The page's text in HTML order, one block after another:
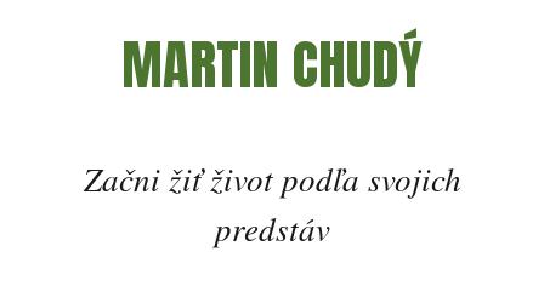
MARTIN CHUDÝ
Začni žiť život podľa svojich
predstáv